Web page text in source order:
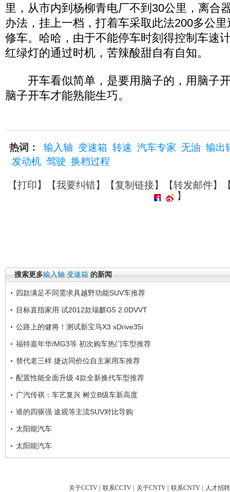
里，从市内到杨柳青电厂不到30公里，离合
办法，挂上一档，打着车采取此法200多公
修车。哈哈，由于不能停车时刻得控制车速
红绿灯的通过时机，苦辣酸甜自有自知。
开车看似简单，是要用脑子的，用脑子
脑子开车才能熟能生巧。
热词： 输入轴 变速箱 转速 汽车专家 无油 输出
发动机 驾驶 换档过程
【打印】【我要纠错】【复制链接】【转发邮件】
】
搜索更多输入轴 变速箱 的新闻
四款满足不同需求具越野功能SUV车推荐
目标直指家用 试2012款瑞麒G5 2.0DVVT
公路上的健将！测试新宝马X3 xDrive35i
福特嘉年华/MG3等 初次购车热门车型推荐
替代老三样 捷达同价位自主家用车推荐
配置性能全面升级 4款全新换代车型推荐
广汽传祺：车艺复兴 树立B级车新高度
谁的四驱强 途观等主流SUV对比导购
太阳能汽车
太阳能汽车
关于CCTV | 联系CCTV | 关于CNTV | 联系CNTV | 人才招聘